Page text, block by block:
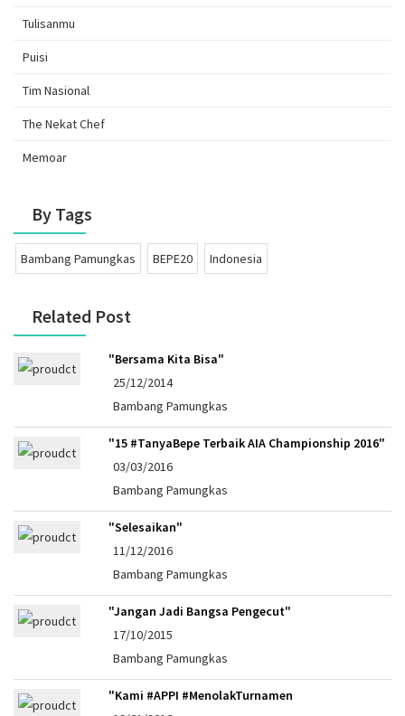
Tulisanmu
Puisi
Tim Nasional
The Nekat Chef
Memoar
By Tags
Bambang Pamungkas BEPE20 Indonesia
Related Post
"Bersama Kita Bisa"
25/12/2014
Bambang Pamungkas
"15 #TanyaBepe Terbaik AIA Championship 2016"
03/03/2016
Bambang Pamungkas
"Selesaikan"
11/12/2016
Bambang Pamungkas
"Jangan Jadi Bangsa Pengecut"
17/10/2015
Bambang Pamungkas
"Kami #APPI #MenolakTurnamen